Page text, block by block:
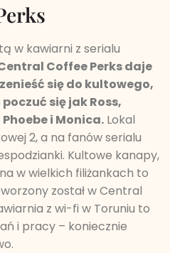
w kawiarni z serialu
Coffee Perks daje
się do kultowego,
się jak Ross,
i Monica. Lokal
2, a na fanów serialu
Kultowe kanapy,
w wielkich filiżankach to
został w Central
z wi-fi w Toruniu to
i pracy – koniecznie